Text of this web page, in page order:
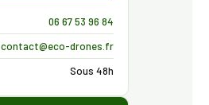
06 67 53 96 84
contact@eco-drones.fr
Sous 48h